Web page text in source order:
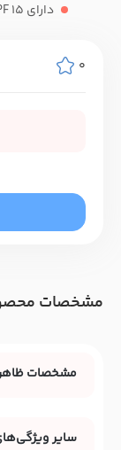
دارای SPF 15 جهت مراقبت در برابر پرتو آفتاب
0
مشخصات
مشخصات
سایر